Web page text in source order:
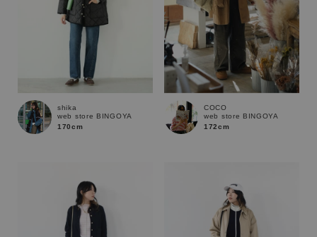
キーワード
MENS
shika
web store BINGOYA
170cm
COCO
web store BINGOYA
172cm